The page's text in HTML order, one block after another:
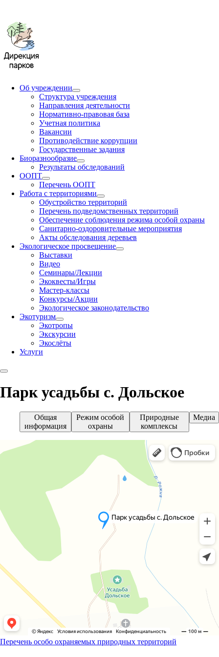
Об учреждении
Структура учреждения
Направления деятельности
Нормативно-правовая база
Учетная политика
Вакансии
Противодействие коррупции
Государственные задания
Биоразнообразие
Результаты обследований
ООПТ
Перечень ООПТ
Работа с территориями
Обустройство территорий
Перечень подведомственных территорий
Обеспечение соблюдения режима особой охраны
Санитарно-оздоровительные мероприятия
Акты обследования деревьев
Экологическое просвещение
Выставки
Видео
Семинары/Лекции
Экоквесты/Игры
Мастер-классы
Конкурсы/Акции
Экологическое законодательство
Экотуризм
Экотропы
Экскурсии
Экослёты
Услуги
Парк усадьбы с. Дольское
Общая
информация
Режим особой
охраны
Природные
комплексы
Медиа
Перечень особо охраняемых природных территорий